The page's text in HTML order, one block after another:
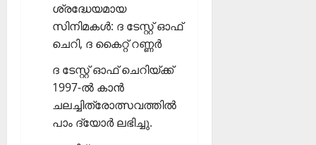
ശ്രദ്ധേയമായ
സിനിമകള്‍: ദ ടേസ്റ്റ് ഓഫ്
ചെറി, ദ കൈറ്റ് റണ്ണര്‍
ദ ടേസ്റ്റ് ഓഫ് ചെറിയ്ക്ക്
1997-ല്‍ കാന്‍
ചലച്ചിത്രോത്സവത്തില്‍
പാം ദ്യോര്‍ ലഭിച്ചു.